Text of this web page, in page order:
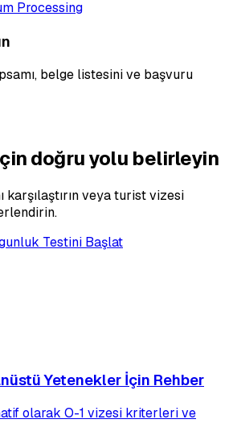
Processing
belge listesini ve başvuru
doğru yolu belirleyin
karşılaştırın veya turist vizesi
Testini Başlat
Yetenekler İçin Rehber
olarak O-1 vizesi kriterleri ve